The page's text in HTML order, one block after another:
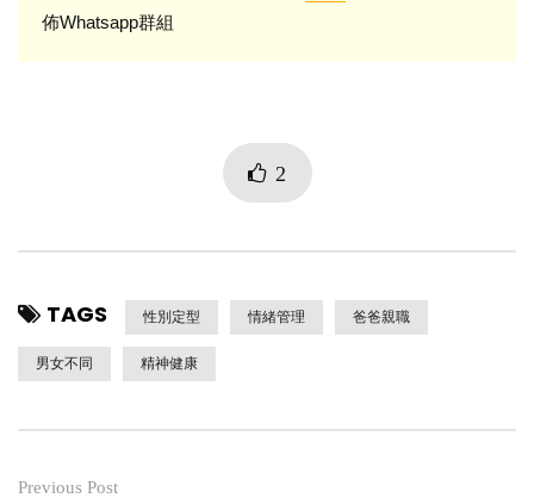
佈Whatsapp群組
2
TAGS 性別定型 情緒管理 爸爸親職
男女不同 精神健康
Previous Post